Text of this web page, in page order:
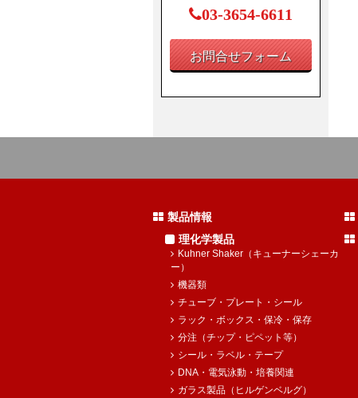
03-3654-6611
お問合せフォーム
製品情報
理化学製品
Kuhner Shaker（キューナーシェーカ
ー）
機器類
チューブ・プレート・シール
ラック・ボックス・保冷・保存
分注（チップ・ピペット等）
シール・ラベル・テープ
DNA・電気泳動・培養関連
ガラス製品（ヒルゲンベルグ）